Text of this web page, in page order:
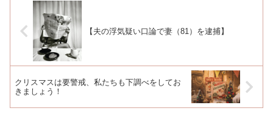
【夫の浮気疑い口論で妻（81）を逮捕】
クリスマスは要警戒、私たちも下調べをしてお
きましょう！